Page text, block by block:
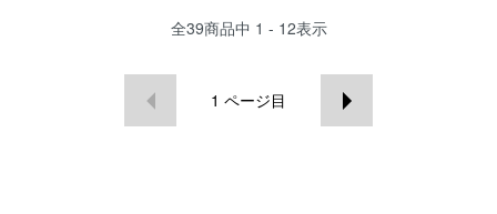
全39商品中 1 - 12表示
1 ページ目